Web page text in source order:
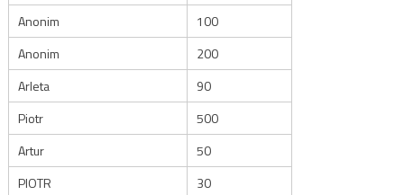
Anonim
100
Anonim
200
Arleta
90
Piotr
500
Artur
50
PIOTR
30